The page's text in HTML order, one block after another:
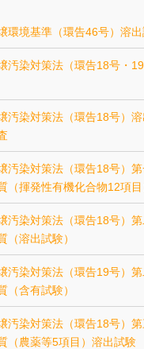
環境基準（環告46号）溶
汚染対策法（環告18号・
汚染対策法（環告18号）
汚染対策法（環告18号）
（揮発性有機化合物12項目
汚染対策法（環告18号）
（溶出試験）
汚染対策法（環告19号）
（含有試験）
汚染対策法（環告18号）
（農薬等5項目）溶出試験